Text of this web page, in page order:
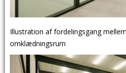
Illustration af fordelingsgang
omklædningsrum